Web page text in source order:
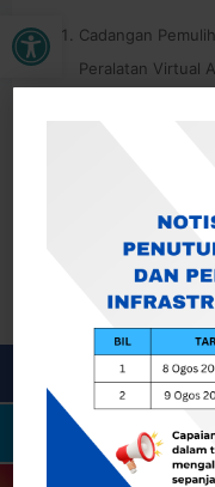
OpenCadangan
Peralatan Virtual
Cadangan
Kilang
Interactive –